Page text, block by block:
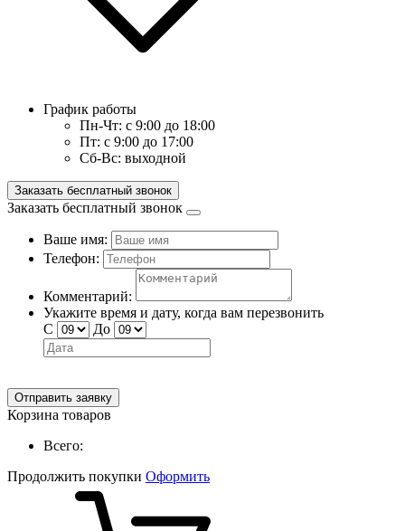
График работы
Пн-Чт: с 9:00 до 18:00
Пт: с 9:00 до 17:00
Сб-Вс: выходной
Заказать бесплатный звонок
Заказать бесплатный звонок
Ваше имя:
Телефон:
Комментарий:
Укажите время и дату, когда вам перезвонить
С
До
Отправить заявку
Корзина товаров
Всего:
Продолжить покупки Оформить